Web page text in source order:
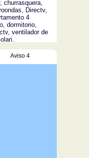
churrasquera,
Directv,
4
dormitorio,
ventilador de
Aviso 4